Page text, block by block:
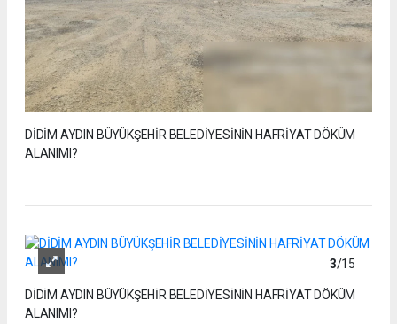
DİDİM AYDIN BÜYÜKŞEHİR BELEDİYESİNİN HAFRİYAT DÖKÜM
ALANIMI?
3/15
DİDİM AYDIN BÜYÜKŞEHİR BELEDİYESİNİN HAFRİYAT DÖKÜM
ALANIMI?